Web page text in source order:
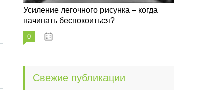
Усиление легочного рисунка – когда
начинать беспокоиться?
0
Свежие публикации